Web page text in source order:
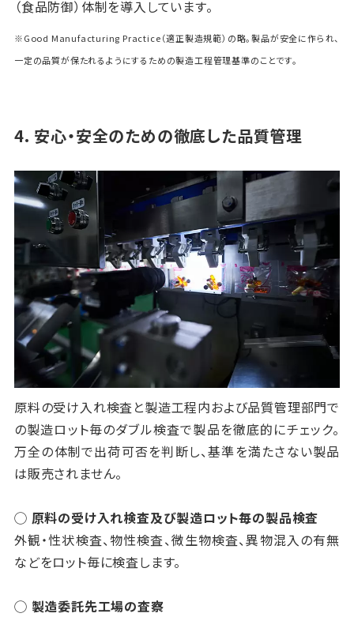
（食品防御）体制を導入しています。
※Good Manufacturing Practice（適正製造規範）の略。製品が安全に作られ、
一定の品質が保たれるようにするための製造工程管理基準のことです。
4. 安心・安全のための徹底した品質管理
原料の受け入れ検査と製造工程内および品質管理部門で
の製造ロット毎のダブル検査で製品を徹底的にチェック。
万全の体制で出荷可否を判断し、基準を満たさない製品
は販売されません。
◯ 原料の受け入れ検査及び製造ロット毎の製品検査
外観・性状検査、物性検査、微生物検査、異物混入の有無
などをロット毎に検査します。
◯ 製造委託先工場の査察